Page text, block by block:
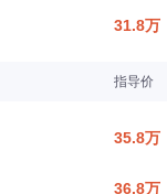
31.8万
指导价
35.8万
36.8万